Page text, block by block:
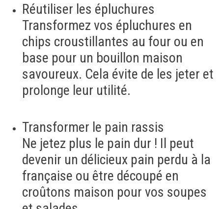
Réutiliser les épluchures
Transformez vos épluchures en
chips croustillantes au four ou en
base pour un bouillon maison
savoureux. Cela évite de les jeter et
prolonge leur utilité.
Transformer le pain rassis
Ne jetez plus le pain dur ! Il peut
devenir un délicieux pain perdu à la
française ou être découpé en
croûtons maison pour vos soupes